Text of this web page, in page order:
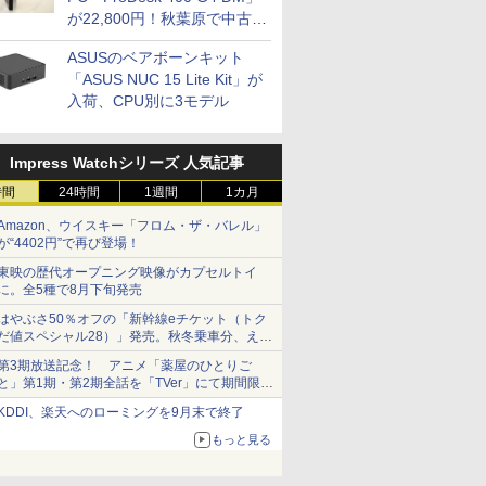
が22,800円！秋葉原で中古
PCセール
ASUSのベアボーンキット
「ASUS NUC 15 Lite Kit」が
入荷、CPU別に3モデル
Impress Watchシリーズ 人気記事
24時間 1週間 1カ月
、ウイスキー「フロム・ザ・バレル」
“4402円”で再び登場！
映の歴代オープニング映像がカプセルトイ
。全5種で8月下旬発売
やぶさ50％オフの「新幹線eチケット（トク
値スペシャル28）」発売。秋冬乗車分、えき
っと限定
3期放送記念！ アニメ「薬屋のひとりご
」第1期・第2期全話を「TVer」にて期間限定
順次無料配信開始
、楽天へのローミングを9月末で終了
もっと見る